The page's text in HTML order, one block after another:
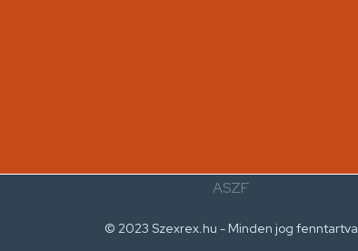
ASZF
© 2023 Szexrex.hu - Minden jog fenntartva